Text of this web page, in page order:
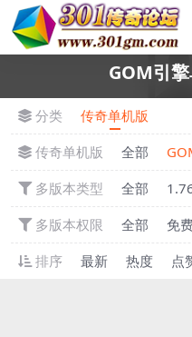
GOM引
分类
传奇单机版
传奇单机版
全部
多版本类型
全部
多版本权限
全部 免
排序
最新 热度 点